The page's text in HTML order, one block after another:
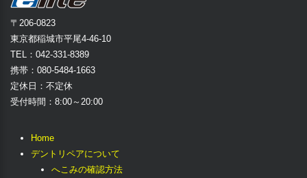
〒206-0823
東京都稲城市平尾4-46-10
TEL：042-331-8389
携帯：080-5484-1663
定休日：不定休
受付時間：8:00～20:00
Home
デントリペアについて
へこみの確認方法